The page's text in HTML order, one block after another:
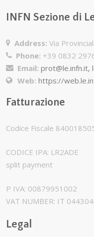
INFN Sezione di
Address: Via
Phone: +39 0832
Email: prot@le.infn.it,
Web: https://
Fatturazione
Codice Fiscale
CODICE IPA: LR2ADE
split payment
P IVA: 00879951002
VAT NUMBER: IT
Legal